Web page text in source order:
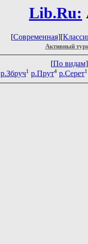
Lib.Ru:
[Современная][
Активный
[По видам
р.Збруч1 р.Прут4 р.Серет1